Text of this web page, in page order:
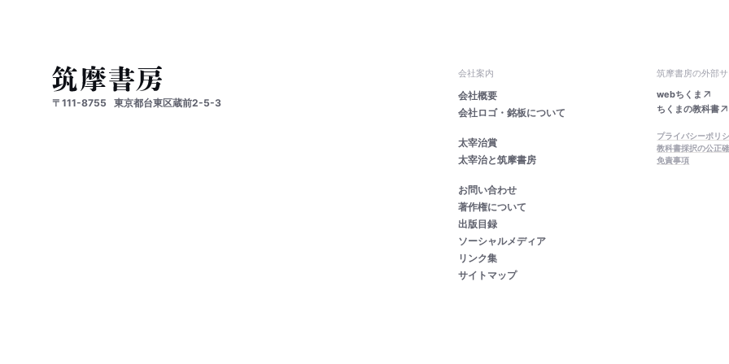
〒111-8755 東京都台東区蔵前2-5-3
会社案内
会社概要
会社ロゴ・銘板について
太宰治賞
太宰治と筑摩書房
お問い合わせ
著作権について
出版目録
ソーシャルメディア
リンク集
サイトマップ
筑摩書房の外部サ
webちくま
ちくまの教科書
プライバシーポリ
教科書採択の公正
免責事項